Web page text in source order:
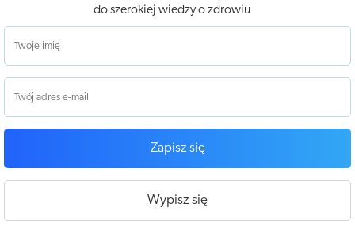
do szerokiej wiedzy o zdrowiu
Zapisz się
Wypisz się